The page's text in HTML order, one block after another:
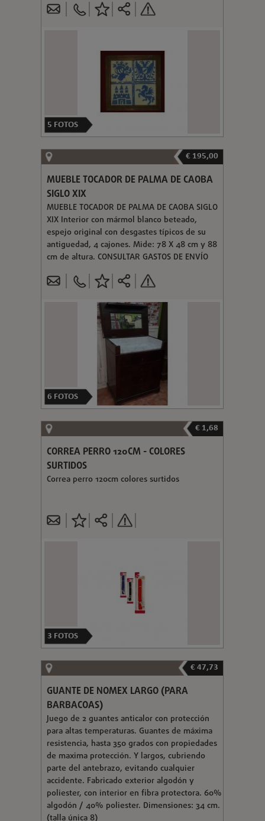
5 FOTOS
€ 195,00
MUEBLE TOCADOR DE PALMA DE CAOBA
SIGLO XIX
MUEBLE TOCADOR DE PALMA DE CAOBA SIGLO
XIX Interior con mármol blanco beteado,
espejo original con desgastes típicos de su
antiguedad, 4 cajones. Mide: 78 X 48 cm y 88
cm de altura. CONSULTAR GASTOS DE ENVÍO
6 FOTOS
€ 1,68
CORREA PERRO 120CM - COLORES
SURTIDOS
Correa perro 120cm colores surtidos
3 FOTOS
€ 47,73
GUANTE DE NOMEX LARGO (PARA
BARBACOAS)
Juego de 2 guantes anticalor con protección
para altas temperaturas. Guantes de máxima
resistencia, hasta 350 grados con propiedades
de maxima protección. Y largos, cubriendo
parte del antebrazo, evitando cualquier
accidente. Fabricado exterior algodón y
poliester, con interior en fibra protectora. 60%
algodón / 40% poliester. Dimensiones: 34 cm.
(talla única 8)